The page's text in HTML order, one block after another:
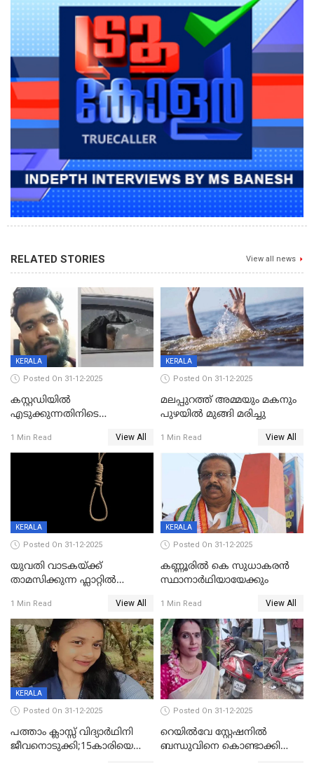
RELATED STORIES View all news
KERALA
Posted On 31-12-2025
കസ്റ്റഡിയിൽ
എടുക്കുന്നതിനിടെ
വധശ്രമക്കേസ് പ്രതി പിടിയിൽ
1 Min Read View All
KERALA
Posted On 31-12-2025
മലപ്പുറത്ത് അമ്മയും മകനും
പുഴയിൽ മുങ്ങി മരിച്ചു
1 Min Read View All
KERALA
Posted On 31-12-2025
യുവതി വാടകയ്ക്ക്
താമസിക്കുന്ന ഫ്ലാറ്റില്‍
സംഭവം കൈതപ്പൊയിലില്‍
1 Min Read View All
KERALA
Posted On 31-12-2025
കണ്ണൂരിൽ കെ സുധാകരൻ
സ്ഥാനാർഥിയായേക്കും
1 Min Read View All
KERALA
Posted On 31-12-2025
പത്താം ക്ലാസ്സ് വിദ്യാര്‍ഥിനി
ജീവനൊടുക്കി;15കാരിയെ
Posted On 31-12-2025
റെയിൽവേ സ്റ്റേഷനിൽ
ബന്ധുവിനെ കൊണ്ടാക്കി